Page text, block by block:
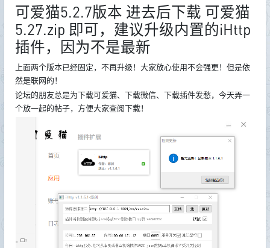
可爱猫5.2.7版本 进去后下载 可爱猫
5.27.zip 即可，建议升级内置的iHttp
插件，因为不是最新
上面两个版本已经固定，不再升级！大家放心使用不会强更！但是依
然是联网的！
论坛的朋友总是为下载可爱猫、下载微信、下载插件发愁，今天弄一
个放一起的帖子，方便大家查阅下载！